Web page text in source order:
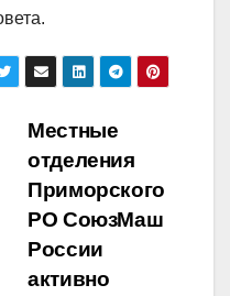
Местные
отделения
Приморского
РО СоюзМаш
России
активно